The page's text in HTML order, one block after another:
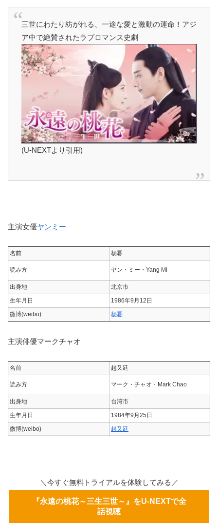
三世にわたり紡がれる、一途な愛と激動の運命！アジ
ア中で絶賛されたラブロマンス史劇
(U-NEXTより引用)
主演女優ヤンミー
名前 杨幂
読み方 ヤン・ミー・Yang Mi
出身地
北京市
生年月日
1986年9月12日
微博(weibo)
杨幂
主演俳優マークチャオ
名前 趙又廷
読み方 マーク・チャオ・Mark Chao
出身地
台湾市
生年月日
1984年9月25日
微博(weibo)
趙又廷
＼今すぐ無料トライアルを体験してみる／
『永遠の桃花～三生三世～』をU-NEXTで全
話視聴